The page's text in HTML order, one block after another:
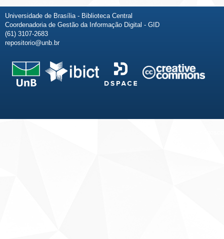
Universidade de Brasília - Biblioteca Central
Coordenadoria de Gestão da Informação Digital - GID
(61) 3107-2683
repositorio@unb.br